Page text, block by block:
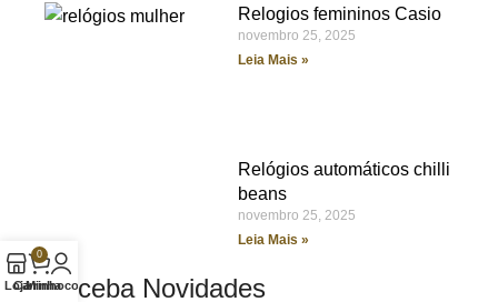
Relogios femininos Casio
novembro 25, 2025
Leia Mais »
Relógios automáticos chilli
beans
novembro 25, 2025
Leia Mais »
Receba Novidades
Loja
0
Carrinho
Minha conta